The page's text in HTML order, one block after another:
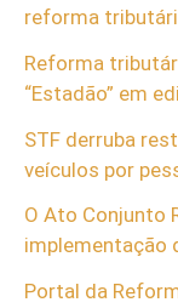
reforma
Reforma
“Estadão” em
STF derruba
veículos por
O Ato Conjunto
implementação
Portal da